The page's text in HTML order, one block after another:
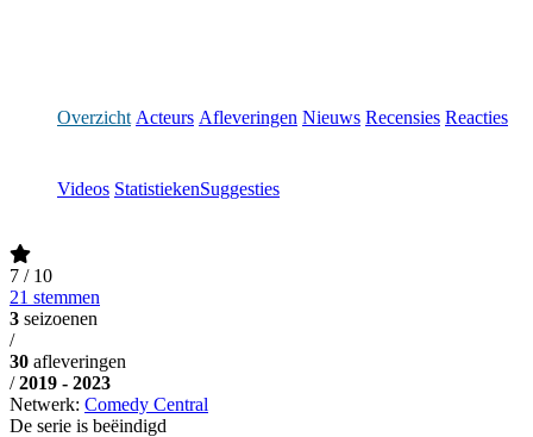
Overzicht Acteurs Afleveringen Nieuws Recensies Reacties
Videos StatistiekenSuggesties
7 / 10
21 stemmen
3 seizoenen
/
30 afleveringen
/ 2019 - 2023
Netwerk: Comedy Central
De serie is beëindigd